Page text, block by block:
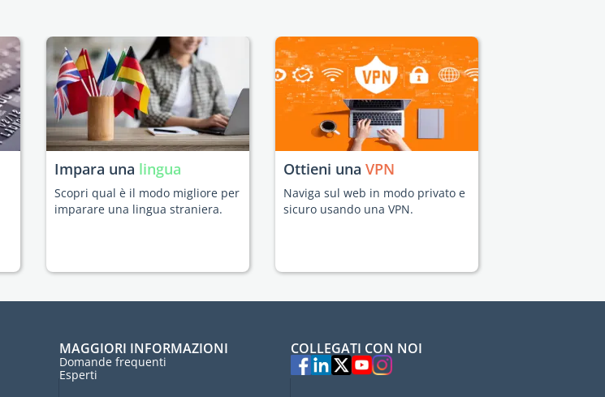
Impara una lingua
Scopri qual è il modo migliore per
imparare una lingua straniera.
Ottieni una VPN
Naviga sul web in modo privato e
sicuro usando una VPN.
MAGGIORI INFORMAZIONI
Domande frequenti
Esperti
COLLEGATI CON NOI